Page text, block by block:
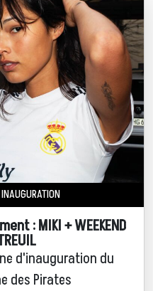
INAUGURATION
: MIKI + WEEKEND
d'inauguration du
des Pirates